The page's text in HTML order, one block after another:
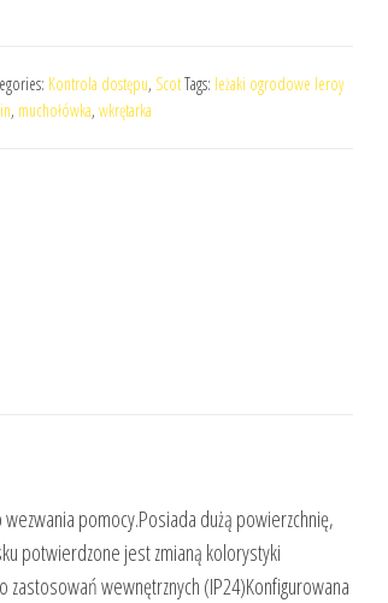
Kontrola dostępu, ScotTags: leżaki ogrodowe leroy
, muchołówka, wkrętarka
pomocy.Posiada dużą powierzchnię,
potwierdzone jest zmianą kolorystyki
zastosowań wewnętrznych (IP24)Konfigurowana